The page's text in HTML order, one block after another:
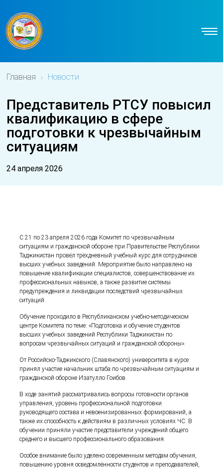
Главная Новости
Представитель РТСУ повысил
квалификацию в сфере
подготовки к чрезвычайным
ситуациям
24 апреля 2026
С 21 по 23 апреля 2026 года Комитет по чрезвычайным
ситуациям и гражданской обороне при Правительстве Республики
Таджикистан провёл трёхдневный учебный курс для сотрудников
высших учебных заведений. Мероприятие было направлено на
повышение квалификации специалистов, совершенствование их
профессиональных навыков, а также развитие системы
предупреждения и ликвидации последствий чрезвычайных
ситуаций.
Обучение проходило в Республиканском учебно-методическом
центре Комитета по теме: «Подготовка и обучение студентов
высших учебных заведений Республики Таджикистан по
вопросам чрезвычайных ситуаций и гражданской обороны».
От Российско-Таджикского (Славянского) университета в курсе
принял участие начальник штаба по чрезвычайным ситуациям и
гражданской обороне Изатулло Гоибов.
В ходе занятий рассматривались вопросы готовности органов
управления, уровень профессиональной подготовки
руководящего состава и невоенизированных формирований, а
также их способность к действиям в различных условиях ЧС. В
обучении приняли участие представители учреждений общего
среднего и высшего профессионального образования.
Особое внимание было уделено современным методам обучения,
повышению уровня осведомлённости студентов и преподавателей,